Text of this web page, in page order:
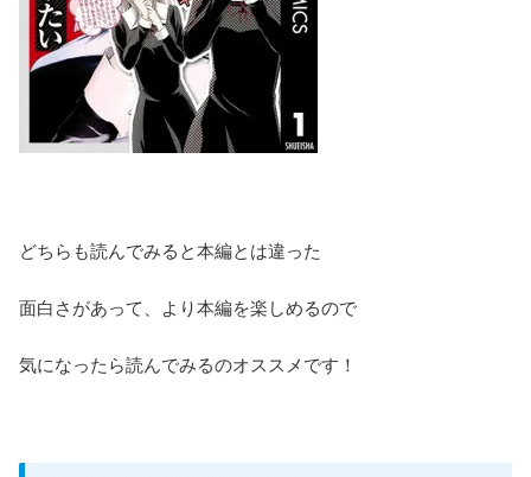
どちらも読んでみると本編とは違った
面白さがあって、より本編を楽しめるので
気になったら読んでみるのオススメです！